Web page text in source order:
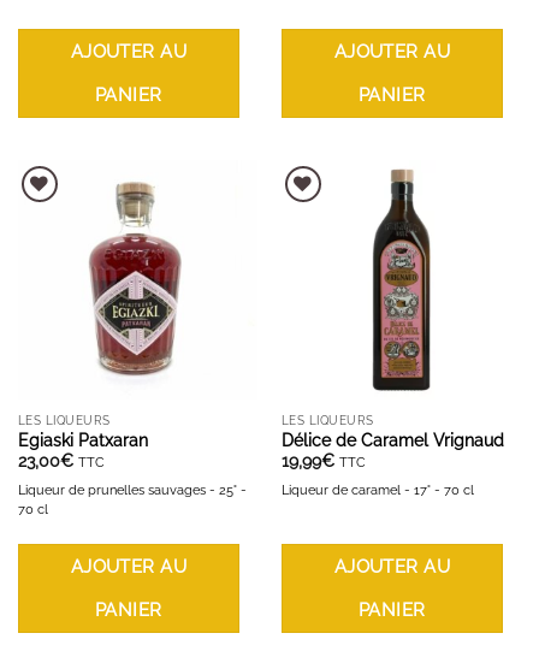
AJOUTER AU
PANIER
AJOUTER AU
PANIER
AJOUTER À LA LISTE D'ENVIES
LES LIQUEURS
Egiaski Patxaran
23,00€ TTC
Liqueur de prunelles sauvages - 25° -
70 cl
AJOUTER AU
PANIER
AJOUTER À LA LISTE D'ENVIES
LES LIQUEURS
Délice de Caramel Vrignaud
19,99€ TTC
Liqueur de caramel - 17° - 70 cl
AJOUTER AU
PANIER